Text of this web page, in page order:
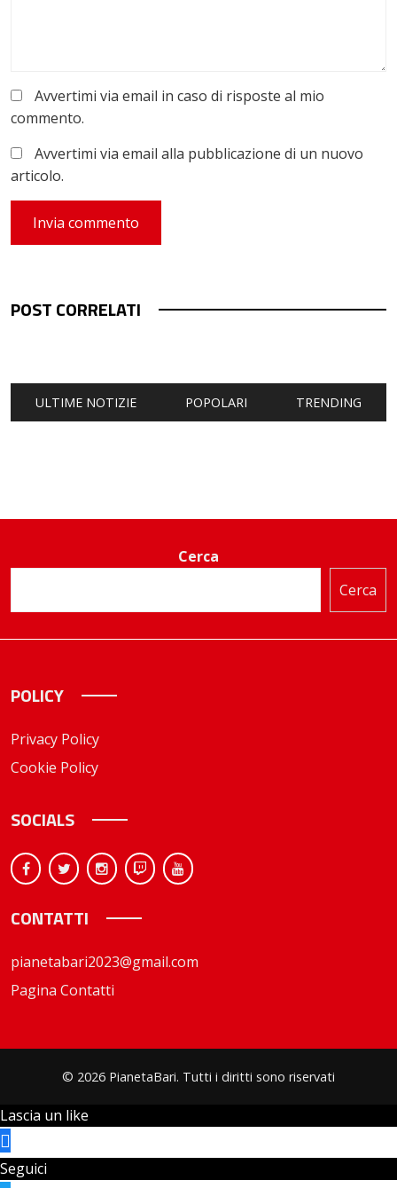
Avvertimi via email in caso di risposte al mio
commento.
Avvertimi via email alla pubblicazione di un nuovo
articolo.
POST CORRELATI
ULTIME NOTIZIE POPOLARI TRENDING
Cerca
Cerca
POLICY
Privacy Policy
Cookie Policy
SOCIALS
CONTATTI
pianetabari2023@gmail.com
Pagina Contatti
© 2026 PianetaBari. Tutti i diritti sono riservati
Lascia un like
Seguici